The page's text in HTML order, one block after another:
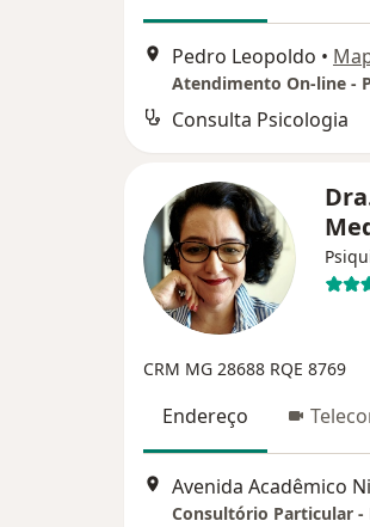
Pedro Leopoldo •
Atendimento On-line -
Consulta Psicologia
CRM MG 28688 RQE 8769
Endereço
Consultório Particular -